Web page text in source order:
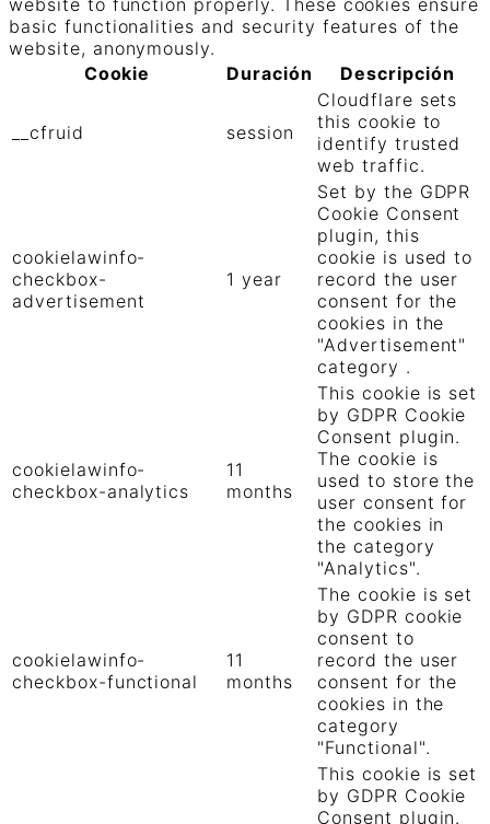
basic functionalities and security features of the
website, anonymously.
Cookie
Duración Descripción
__cfruid session
Cloudflare sets
this cookie to
identify trusted
web traffic.
cookielawinfo-
checkbox-
advertisement
1 year
Set by the GDPR
Cookie Consent
plugin, this
cookie is used to
record the user
consent for the
cookies in the
"Advertisement"
category .
cookielawinfo-
checkbox-analytics
11
months
This cookie is set
by GDPR Cookie
Consent plugin.
The cookie is
used to store the
user consent for
the cookies in
the category
"Analytics".
cookielawinfo-
checkbox-functional
11
months
The cookie is set
by GDPR cookie
consent to
record the user
consent for the
cookies in the
category
"Functional".
This cookie is set
by GDPR Cookie
Consent plugin.